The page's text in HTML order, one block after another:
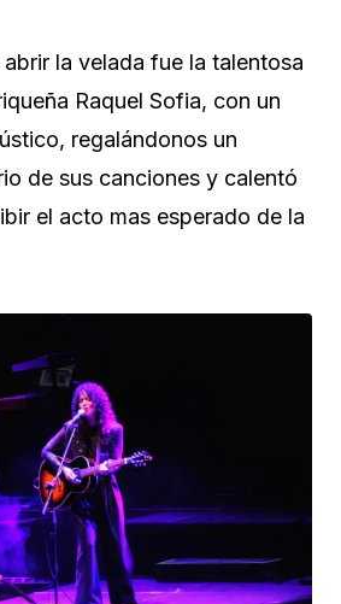
la velada fue la talentosa
Raquel Sofia, con un
regalándonos un
de sus canciones y calentó
el acto mas esperado de la